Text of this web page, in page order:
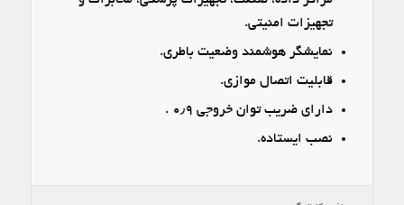
تجهیزات امنیتی.
نمایشگر هوشمند وضعیت باطری.
قابلیت اتصال موازی.
دارای ضریب توان خروجی ۰٫۹ .
نصب ایستاده.